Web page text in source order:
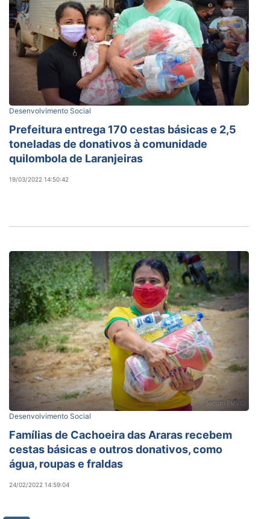
Desenvolvimento Social
Prefeitura entrega 170 cestas básicas e 2,5
toneladas de donativos à comunidade
quilombola de Laranjeiras
19/03/2022 14:50:42
Desenvolvimento Social
Famílias de Cachoeira das Araras recebem
cestas básicas e outros donativos, como
água, roupas e fraldas
24/02/2022 14:59:04